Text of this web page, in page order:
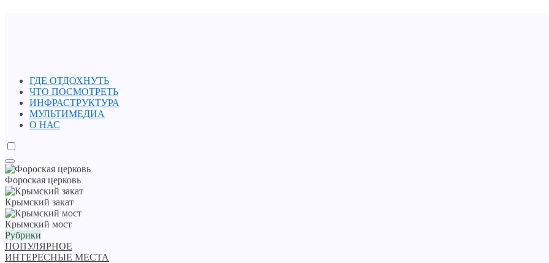
ГДЕ ОТДОХНУТЬ
ЧТО ПОСМОТРЕТЬ
ИНФРАСТРУКТУРА
МУЛЬТИМЕДИА
О НАС
Фороская церковь
Крымский закат
Крымский мост
Рубрики
ПОПУЛЯРНОЕ
ИНТЕРЕСНЫЕ МЕСТА